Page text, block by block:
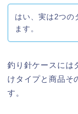
はい、実は2つの
ます。
釣り針ケースには
けタイプと商品そ
す。